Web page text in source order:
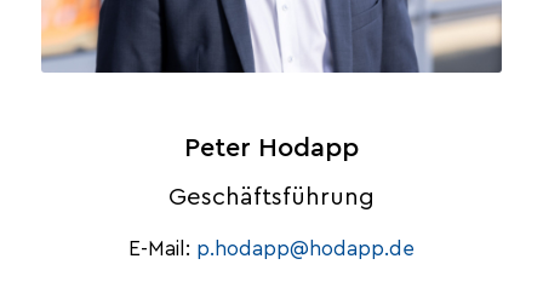
Peter Hodapp
Geschäftsführung
E-Mail: p.hodapp@hodapp.de